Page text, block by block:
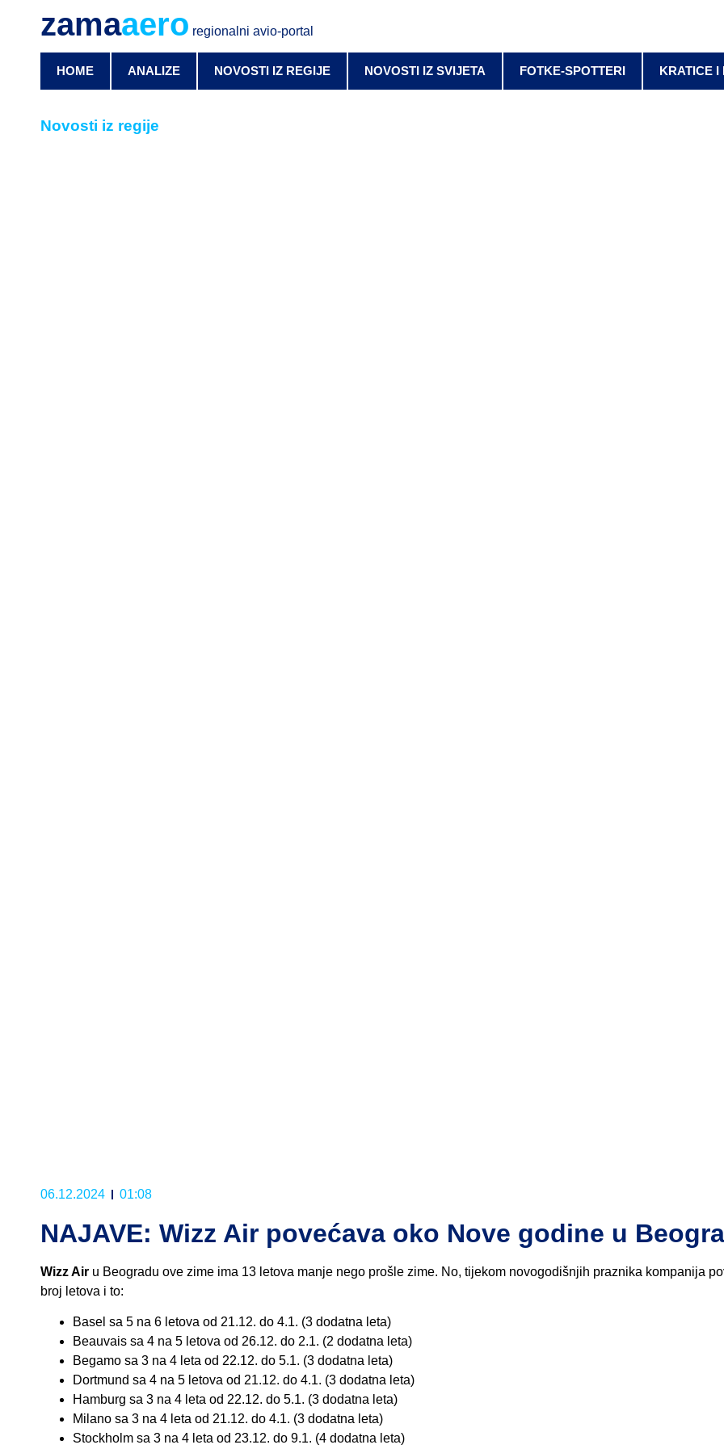
zamaaero regionalni avio-portal
HOME ANALIZE NOVOSTI IZ REGIJE NOVOSTI IZ SVIJETA FOTKE-SPOTTERI KRATICE I
Novosti iz regije
06.12.2024 01:08
NAJAVE: Wizz Air povećava oko Nove godine u
Wizz Air u Beogradu ove zime ima 13 letova manje nego prošle zime. No, tijekom novogodišnjih praznika kompanija
broj letova i to:
Basel sa 5 na 6 letova od 21.12. do 4.1. (3 dodatna leta)
Beauvais sa 4 na 5 letova od 26.12. do 2.1. (2 dodatna leta)
Begamo sa 3 na 4 leta od 22.12. do 5.1. (3 dodatna leta)
Dortmund sa 4 na 5 letova od 21.12. do 4.1. (3 dodatna leta)
Hamburg sa 3 na 4 leta od 22.12. do 5.1. (3 dodatna leta)
Milano sa 3 na 4 leta od 21.12. do 4.1. (3 dodatna leta)
Stockholm sa 3 na 4 leta od 23.12. do 9.1. (4 dodatna leta)